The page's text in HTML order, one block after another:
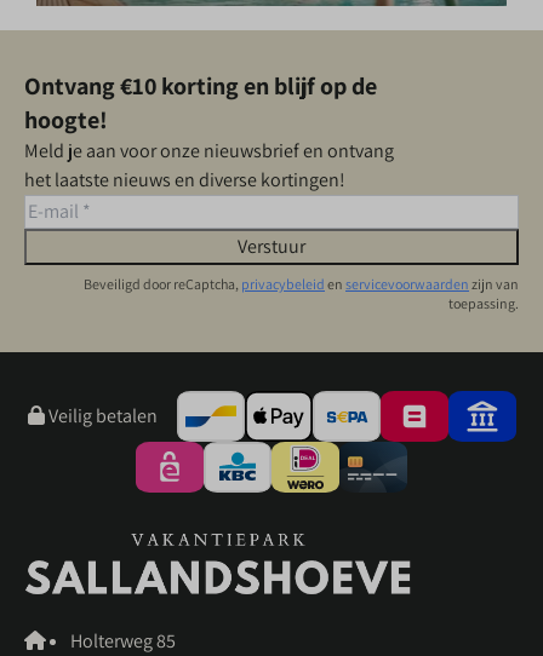
Ontvang €10 korting en blijf op de
hoogte!
Meld je aan voor onze nieuwsbrief en ontvang
het laatste nieuws en diverse kortingen!
Verstuur
Beveiligd door reCaptcha, privacybeleid en servicevoorwaarden zijn van
toepassing.
Veilig betalen
Holterweg 85